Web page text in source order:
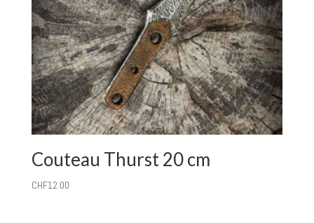
Couteau Thurst 20 cm
CHF12.00